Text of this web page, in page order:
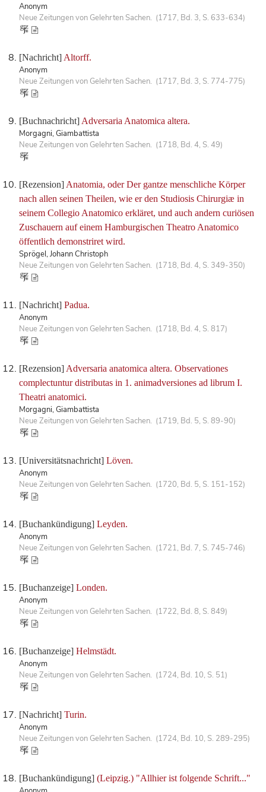
Anonym
Neue Zeitungen von Gelehrten Sachen. (1717, Bd. 3, S. 633-634)
[Nachricht] Altorff.
Anonym
Neue Zeitungen von Gelehrten Sachen. (1717, Bd. 3, S. 774-775)
[Buchnachricht] Adversaria Anatomica altera.
Morgagni, Giambattista
Neue Zeitungen von Gelehrten Sachen. (1718, Bd. 4, S. 49)
[Rezension] Anatomia, oder Der gantze menschliche Körper
nach allen seinen Theilen, wie er den Studiosis Chirurgiæ in
seinem Collegio Anatomico erkläret, und auch andern curiösen
Zuschauern auf einem Hamburgischen Theatro Anatomico
öffentlich demonstriret wird.
Sprögel, Johann Christoph
Neue Zeitungen von Gelehrten Sachen. (1718, Bd. 4, S. 349-350)
[Nachricht] Padua.
Anonym
Neue Zeitungen von Gelehrten Sachen. (1718, Bd. 4, S. 817)
[Rezension] Adversaria anatomica altera. Observationes
complectuntur distributas in 1. animadversiones ad librum I.
Theatri anatomici.
Morgagni, Giambattista
Neue Zeitungen von Gelehrten Sachen. (1719, Bd. 5, S. 89-90)
[Universitätsnachricht] Löven.
Anonym
Neue Zeitungen von Gelehrten Sachen. (1720, Bd. 5, S. 151-152)
[Buchankündigung] Leyden.
Anonym
Neue Zeitungen von Gelehrten Sachen. (1721, Bd. 7, S. 745-746)
[Buchanzeige] Londen.
Anonym
Neue Zeitungen von Gelehrten Sachen. (1722, Bd. 8, S. 849)
[Buchanzeige] Helmstädt.
Anonym
Neue Zeitungen von Gelehrten Sachen. (1724, Bd. 10, S. 51)
[Nachricht] Turin.
Anonym
Neue Zeitungen von Gelehrten Sachen. (1724, Bd. 10, S. 289-295)
[Buchankündigung] (Leipzig.) "Allhier ist folgende Schrift..."